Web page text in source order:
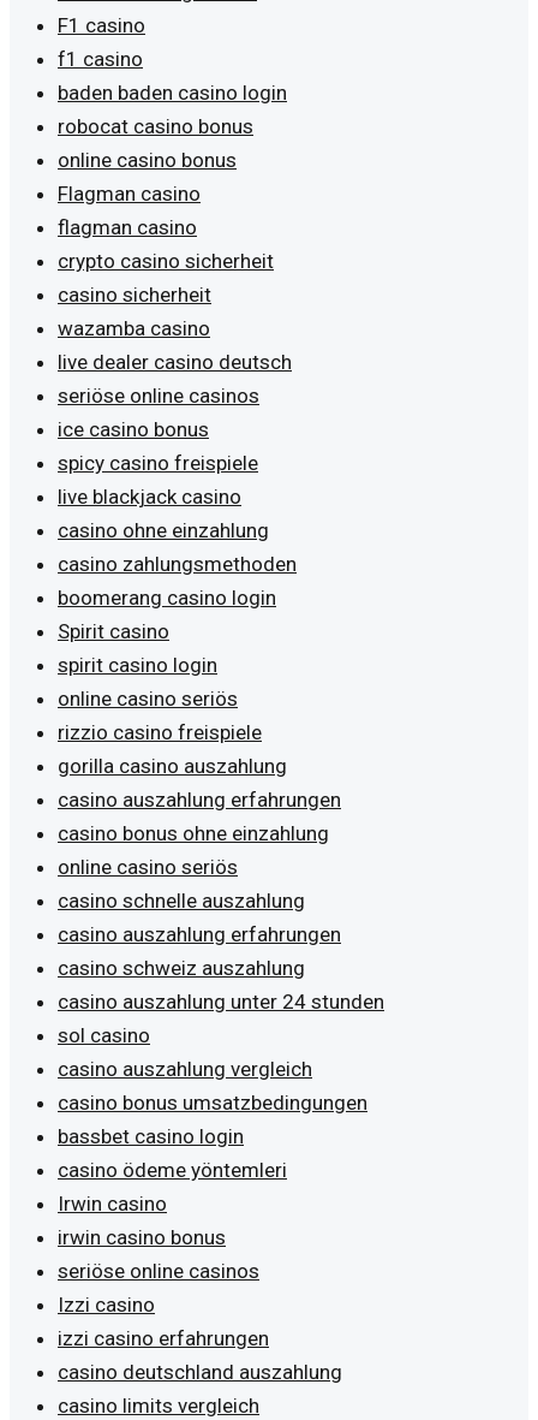
F1 casino
f1 casino
baden baden casino login
robocat casino bonus
online casino bonus
Flagman casino
flagman casino
crypto casino sicherheit
casino sicherheit
wazamba casino
live dealer casino deutsch
seriöse online casinos
ice casino bonus
spicy casino freispiele
live blackjack casino
casino ohne einzahlung
casino zahlungsmethoden
boomerang casino login
Spirit casino
spirit casino login
online casino seriös
rizzio casino freispiele
gorilla casino auszahlung
casino auszahlung erfahrungen
casino bonus ohne einzahlung
online casino seriös
casino schnelle auszahlung
casino auszahlung erfahrungen
casino schweiz auszahlung
casino auszahlung unter 24 stunden
sol casino
casino auszahlung vergleich
casino bonus umsatzbedingungen
bassbet casino login
casino ödeme yöntemleri
Irwin casino
irwin casino bonus
seriöse online casinos
Izzi casino
izzi casino erfahrungen
casino deutschland auszahlung
casino limits vergleich